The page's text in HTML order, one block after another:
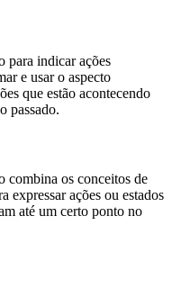
para indicar ações
e usar o aspecto
que estão acontecendo
passado.
combina os conceitos de
expressar ações ou estados
até um certo ponto no